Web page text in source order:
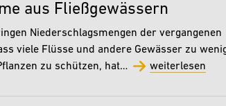
aus Fließgewässern
Niederschlagsmengen der vergangenen
viele Flüsse und andere Gewässer zu
zu schützen, hat…
weiterlesen